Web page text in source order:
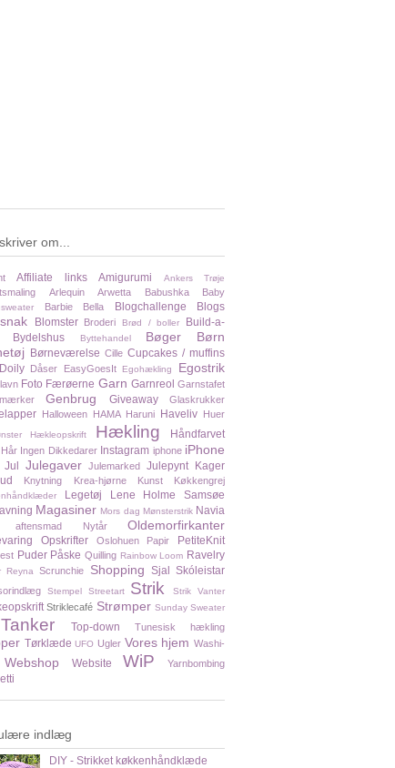
om...
Affiliate links Amigurumi Ankers Trøje
Arlequin Arwetta Babushka Baby
Barbie Bella Blogchallenge Blogs
Blomster Broderi Brød / boller
Build-a-
Bydelshus Byttehandel Bøger
Børn
Børneværelse Cille Cupcakes / muffins
Doily Dåser EasyGoesIt Egohækling Egostrik
Foto Færøerne Garn Garnreol Garnstafet
Genbrug Giveaway Glaskrukker
Halloween HAMA Haruni Haveliv Huer
Hækleopskrift Hækling
Håndfarvet
Hår Ingen Dikkedarer Instagram iphone iPhone
Jul Julegaver Julemarked Julepynt
Kager
Knytning Krea-hjørne Kunst Køkkengrej
Legetøj
Lene Holme Samsøe
Magasiner Mors dag Mønsterstrik Navia
aftensmad Nytår Oldemorfirkanter
Opskrifter Oslohuen Papir PetiteKnit
Puder Påske Quilling Rainbow Loom Ravelry
Reyna Scrunchie Shopping Sjal Skóleistar
Stempel Streetart Strik Strik Vanter
Striklecafé Strømper Sunday Sweater
Tanker Top-down Tunesisk hækling
Tørklæde UFO Ugler Vores hjem Washi-
Webshop Website WiP Yarnbombing
indlæg
DIY - Strikket køkkenhåndklæde